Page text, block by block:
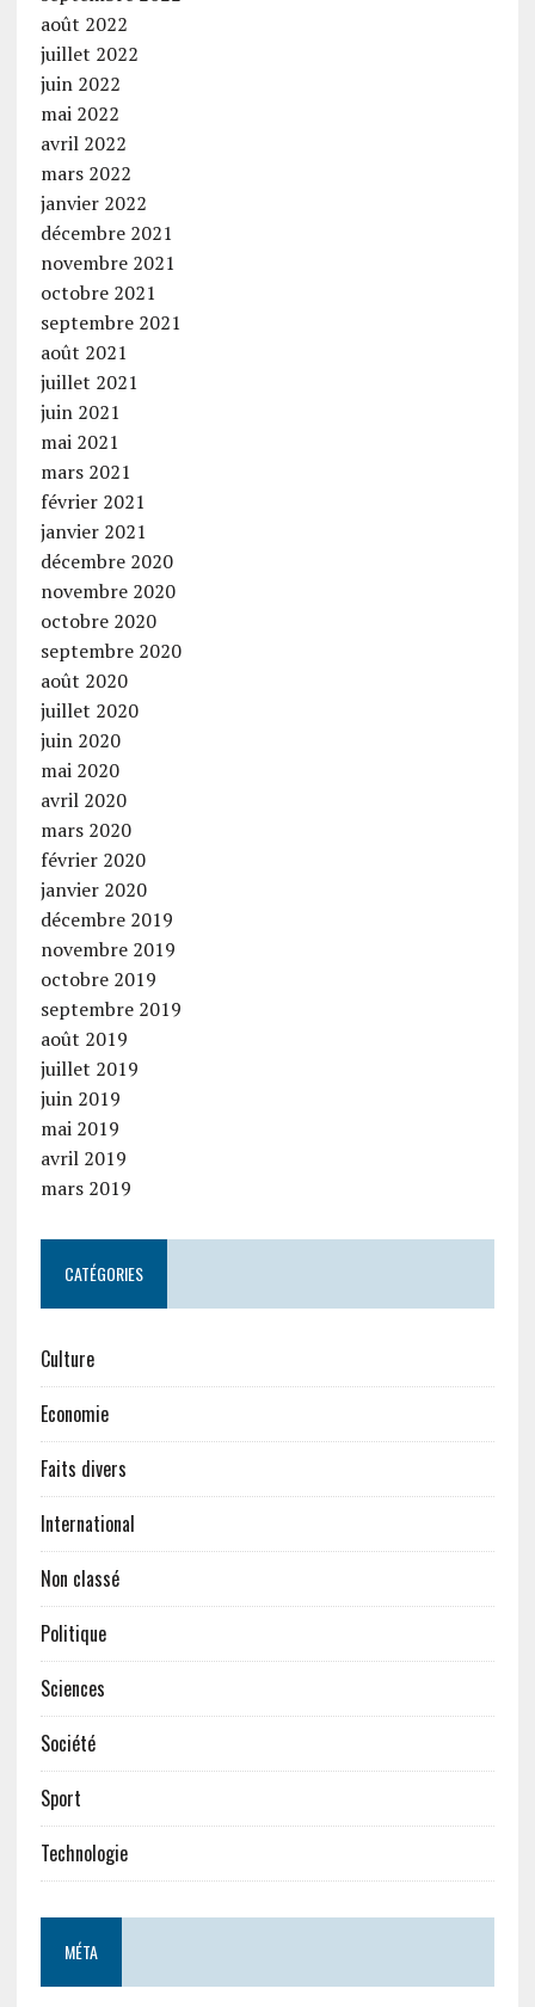
août 2022
juillet 2022
juin 2022
mai 2022
avril 2022
mars 2022
janvier 2022
décembre 2021
novembre 2021
octobre 2021
septembre 2021
août 2021
juillet 2021
juin 2021
mai 2021
mars 2021
février 2021
janvier 2021
décembre 2020
novembre 2020
octobre 2020
septembre 2020
août 2020
juillet 2020
juin 2020
mai 2020
avril 2020
mars 2020
février 2020
janvier 2020
décembre 2019
novembre 2019
octobre 2019
septembre 2019
août 2019
juillet 2019
juin 2019
mai 2019
avril 2019
mars 2019
CATÉGORIES
Culture
Economie
Faits divers
International
Non classé
Politique
Sciences
Société
Sport
Technologie
MÉTA